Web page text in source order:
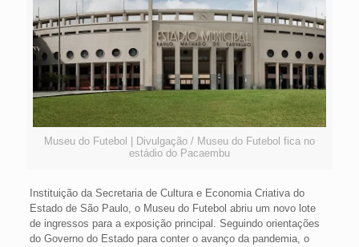
Museu do Futebol | Divulgação / Museu do Futebol fica no
estádio do Pacaembu
Instituição da Secretaria de Cultura e Economia Criativa do
Estado de São Paulo, o Museu do Futebol abriu um novo lote
de ingressos para a exposição principal. Seguindo orientações
do Governo do Estado para conter o avanço da pandemia, o